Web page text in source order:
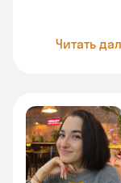
Читать